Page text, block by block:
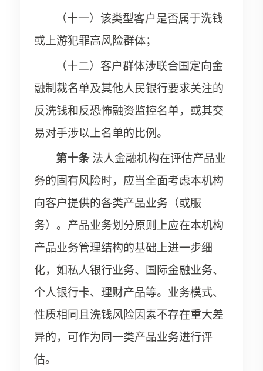
（十一）该类型客户是否属于洗钱
或上游犯罪高风险群体；
（十二）客户群体涉联合国定向金
融制裁名单及其他人民银行要求关注的
反洗钱和反恐怖融资监控名单，或其交
易对手涉以上名单的比例。
第十条 法人金融机构在评估产品业
务的固有风险时，应当全面考虑本机构
向客户提供的各类产品业务（或服
务）。产品业务划分原则上应在本机构
产品业务管理结构的基础上进一步细
化，如私人银行业务、国际金融业务、
个人银行卡、理财产品等。业务模式、
性质相同且洗钱风险因素不存在重大差
异的，可作为同一类产品业务进行评
估。